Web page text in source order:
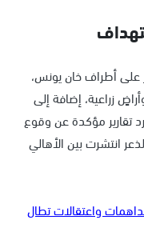
على أطراف خان يونس،
زراعية، إضافة إلى
تقارير مؤكدة عن وقوع
انتشرت بين الأهالي
واعتقالات تطال